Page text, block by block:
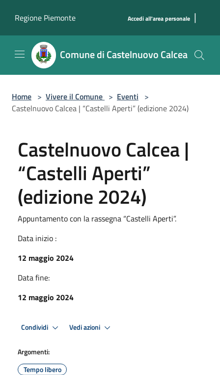
Regione Piemonte
Accedi all'area personale |
Comune di Castelnuovo Calcea
Home > Vivere il Comune > Eventi >
Castelnuovo Calcea | “Castelli Aperti” (edizione 2024)
Castelnuovo Calcea |
“Castelli Aperti”
(edizione 2024)
Appuntamento con la rassegna “Castelli Aperti”.
Data inizio :
12 maggio 2024
Data fine:
12 maggio 2024
Condividi Vedi azioni
Argomenti:
Tempo libero